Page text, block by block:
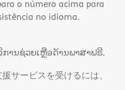
o número acima para
no idioma.
ການຊ່ວຍເຫຼືອດ້ານພາສາຟຣີ.
サービスを受けるには、